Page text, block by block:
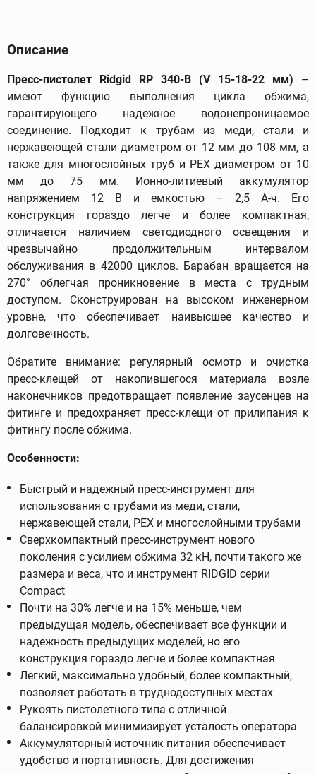
Описание
Пресс-пистолет Ridgid RP 340-B (V 15-18-22 мм) –
имеют функцию выполнения цикла обжима,
гарантирующего надежное водонепроницаемое
соединение. Подходит к трубам из меди, стали и
нержавеющей стали диаметром от 12 мм до 108 мм, а
также для многослойных труб и PEX диаметром от 10
мм до 75 мм. Ионно-литиевый аккумулятор
напряжением 12 В и емкостью – 2,5 А-ч. Его
конструкция гораздо легче и более компактная,
отличается наличием светодиодного освещения и
чрезвычайно продолжительным интервалом
обслуживания в 42000 циклов. Барабан вращается на
270° облегчая проникновение в места с трудным
доступом. Сконструирован на высоком инженерном
уровне, что обеспечивает наивысшее качество и
долговечность.
Обратите внимание: регулярный осмотр и очистка
пресс-клещей от накопившегося материала возле
наконечников предотвращает появление заусенцев на
фитинге и предохраняет пресс-клещи от прилипания к
фитингу после обжима.
Особенности:
Быстрый и надежный пресс-инструмент для
использования с трубами из меди, стали,
нержавеющей стали, PEX и многослойными трубами
Сверхкомпактный пресс-инструмент нового
поколения с усилием обжима 32 кН, почти такого же
размера и веса, что и инструмент RIDGID серии
Compact
Почти на 30% легче и на 15% меньше, чем
предыдущая модель, обеспечивает все функции и
надежность предыдущих моделей, но его
конструкция гораздо легче и более компактная
Легкий, максимально удобный, более компактный,
позволяет работать в труднодоступных местах
Рукоять пистолетного типа с отличной
балансировкой минимизирует усталость оператора
Аккумуляторный источник питания обеспечивает
удобство и портативность. Для достижения